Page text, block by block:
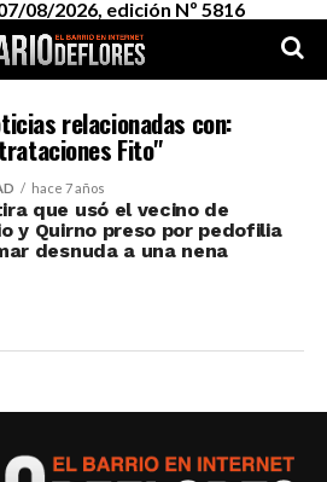
08/2026, edición Nº 5816
relacionadas con:
Fito"
hace 7 años
que usó el vecino de
y Quirno preso por pedofilia
desnuda a una nena